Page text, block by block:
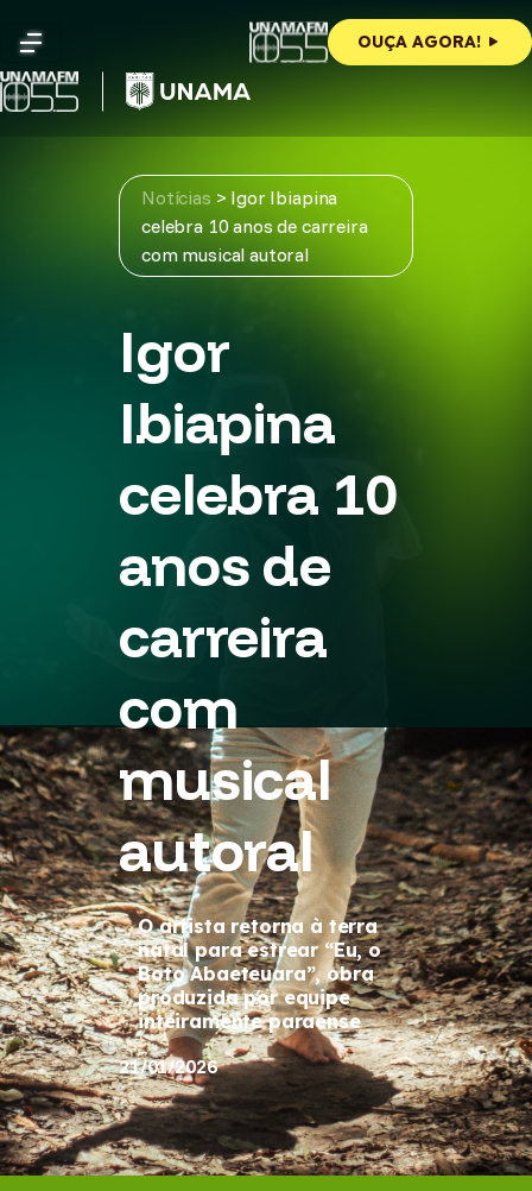
content
OUÇA AGORA!
Notícias > Igor Ibiapina
celebra 10 anos de carreira
com musical autoral
Igor
Ibiapina
celebra 10
anos de
carreira
com
musical
autoral
O artista retorna à terra
natal para estrear “Eu, o
Boto Abaeteuara”, obra
produzida por equipe
inteiramente paraense
21/01/2026